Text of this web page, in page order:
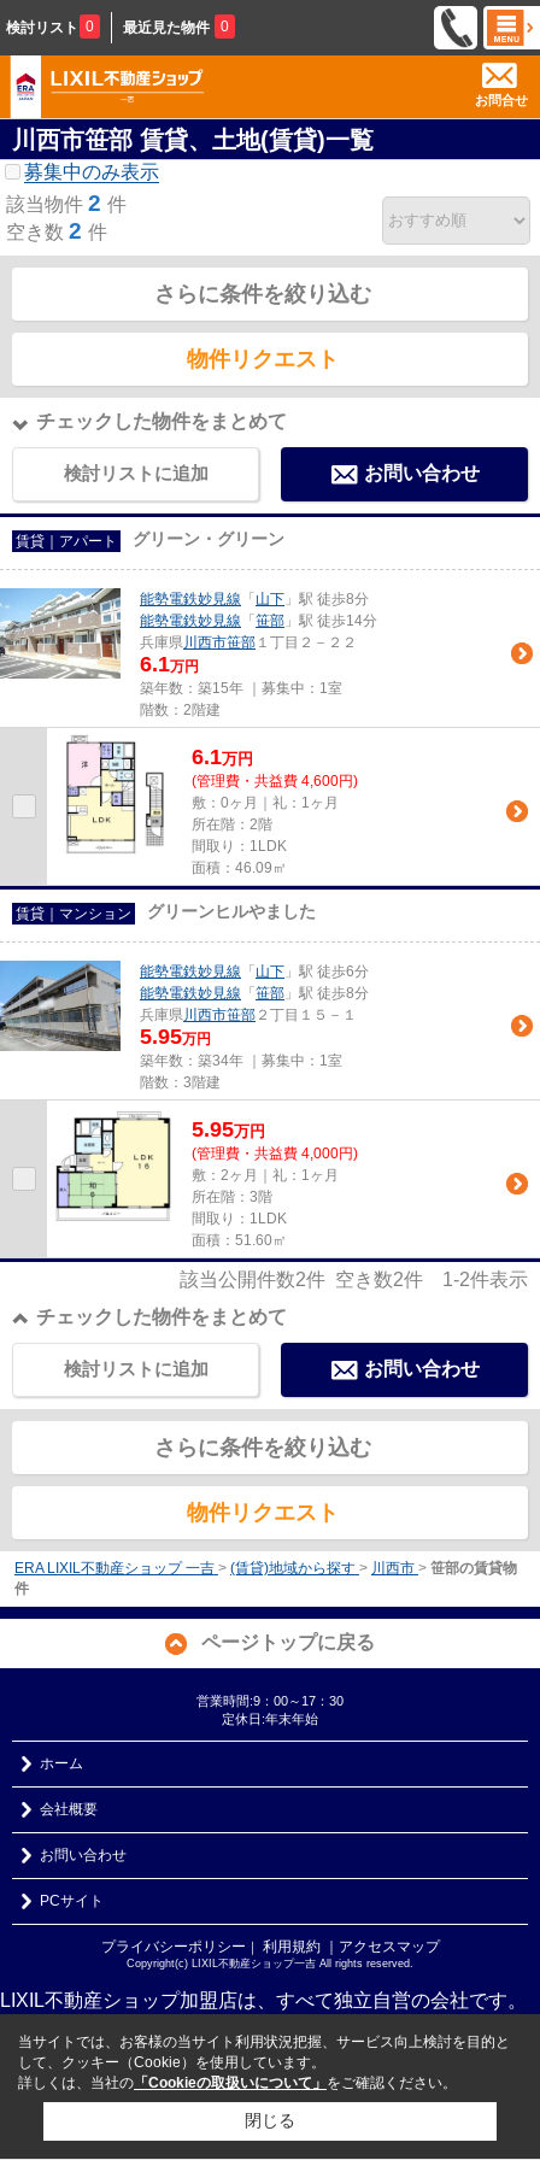
検討リスト 0 最近見た物件 0
お問合せ
川西市笹部 賃貸、土地(賃貸)一覧
募集中のみ表示
該当物件 2 件
空き数 2 件
さらに条件を絞り込む
物件リクエスト
チェックした物件をまとめて
検討リストに追加 お問い合わせ
賃貸｜アパート グリーン・グリーン
能勢電鉄妙見線 「 山下 」駅 徒歩8分
能勢電鉄妙見線 「 笹部 」駅 徒歩14分
兵庫県川西市笹部 １丁目２－２２
6.1万円
築年数：築15年 ｜募集中： 1室
階数：2階建
6.1万円
(管理費・共益費 4,600円)
敷：0ヶ月｜礼：1ヶ月
所在階：2階
間取り：1LDK
面積：46.09㎡
賃貸｜マンション グリーンヒルやました
能勢電鉄妙見線 「 山下 」駅 徒歩6分
能勢電鉄妙見線 「 笹部 」駅 徒歩8分
兵庫県川西市笹部 ２丁目１５－１
5.95万円
築年数：築34年 ｜募集中： 1室
階数：3階建
5.95万円
(管理費・共益費 4,000円)
敷：2ヶ月｜礼：1ヶ月
所在階：3階
間取り：1LDK
面積：51.60㎡
該当公開件数2件 空き数2件 1-2件表示
チェックした物件をまとめて
お問い合わせ
検討リストに追加
さらに条件を絞り込む
物件リクエスト
ERA LIXIL不動産ショップ 一吉 > (賃貸)地域から探す > 川西市 > 笹部の賃貸物
件
ページトップに戻る
営業時間:9：00～17：30
定休日:年末年始
ホーム
会社概要
お問い合わせ
PCサイト
プライバシーポリシー ｜ 利用規約 ｜アクセスマップ
Copyright(c) LIXIL不動産ショップ一吉 All rights reserved.
LIXIL不動産ショップ加盟店は、すべて独立自営の会社です。
当サイトでは、お客様の当サイト利用状況把握、サービス向上検討を目的と
して、クッキー（Cookie）を使用しています。
詳しくは、当社の 「Cookieの取扱いについて」 をご確認ください。
閉じる